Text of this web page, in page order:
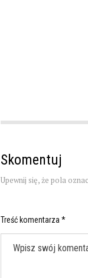
Skomentuj
Upewnij się, że pola
Treść komentarza *